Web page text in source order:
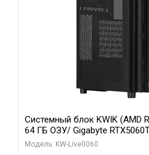
Системный блок KWIK (AMD
64 ГБ ОЗУ/ Gigabyte
GDDR7 128bit 3xDP H/ 1 ТБ SSD)
Модель: KW-Live0060